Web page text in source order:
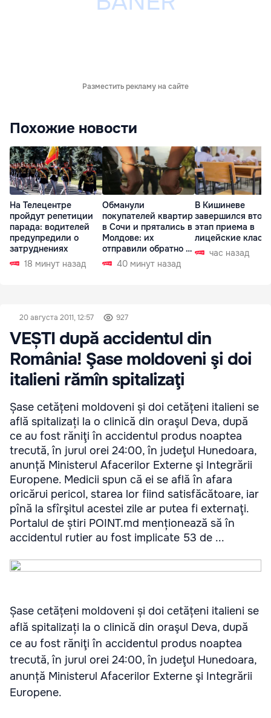
Разместить рекламу на сайте
Похожие новости
На Телецентре
пройдут репетиции
парада: водителей
предупредили о
затруднениях
18 минут назад
Обманули
покупателей квартир
в Сочи и прятались в
Молдове: их
отправили обратно в
РФ 40 минут назад
В Кишиневе
завершился
этап приема в
лицейские
час назад
20 августа 2011, 12:57 927
VEȘTI după accidentul din
România! Şase moldoveni şi doi
italieni rămîn spitalizaţi
Șase cetățeni moldoveni și doi cetățeni italieni se
află spitalizați la o clinică din oraşul Deva, după
ce au fost răniţi în accidentul produs noaptea
trecută, în jurul orei 24:00, în judeţul Hunedoara,
anunță Ministerul Afacerilor Externe şi Integrării
Europene. Medicii spun că ei se află în afara
oricărui pericol, starea lor fiind satisfăcătoare, iar
pînă la sfîrşitul acestei zile ar putea fi externaţi.
Portalul de știri POINT.md menționează să în
accidentul rutier au fost implicate 53 de ...
Șase cetățeni moldoveni și doi cetățeni italieni se
află spitalizați la o clinică din oraşul Deva, după
ce au fost răniţi în accidentul produs noaptea
trecută, în jurul orei 24:00, în judeţul Hunedoara,
anunță Ministerul Afacerilor Externe şi Integrării
Europene.